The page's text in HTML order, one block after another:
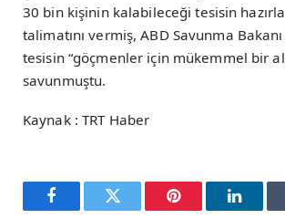
30 bin kişinin kalabileceği tesisin
talimatını vermiş, ABD Savunma
tesisin “göçmenler için mükemmel bir
savunmuştu.
Kaynak : TRT Haber
FacebookTwitter Pinterest